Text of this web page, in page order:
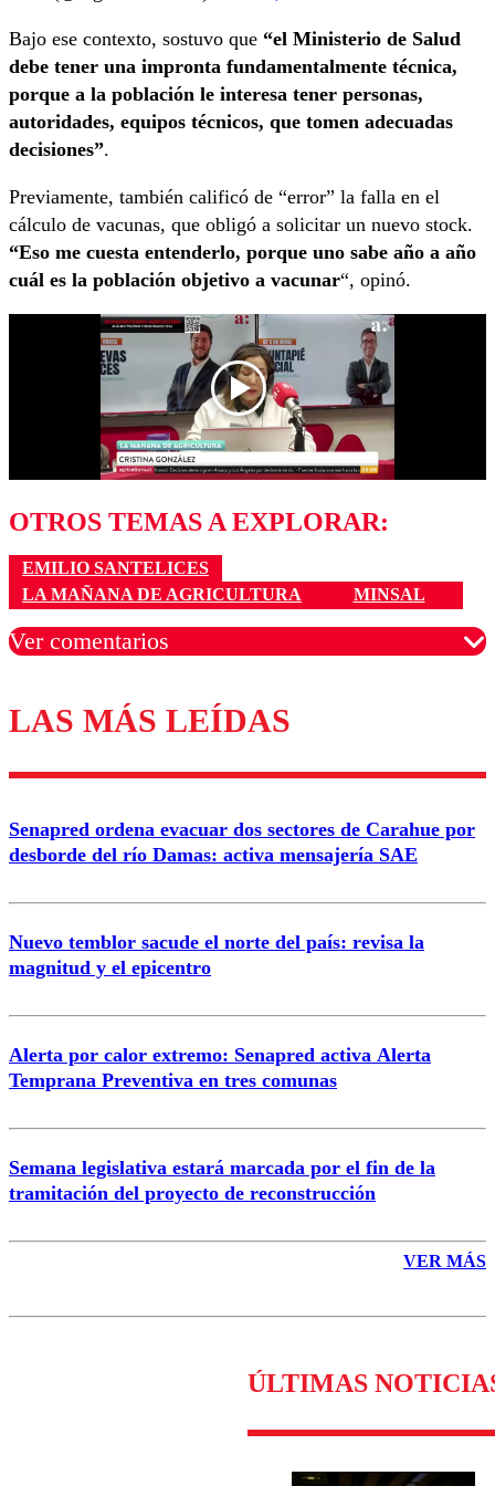
Bajo ese contexto, sostuvo que “el Ministerio de Salud
debe tener una impronta fundamentalmente técnica,
porque a la población le interesa tener personas,
autoridades, equipos técnicos, que tomen adecuadas
decisiones”.
Previamente, también calificó de “error” la falla en el
cálculo de vacunas, que obligó a solicitar un nuevo stock.
“Eso me cuesta entenderlo, porque uno sabe año a año
cuál es la población objetivo a vacunar“, opinó.
OTROS TEMAS A EXPLORAR:
EMILIO SANTELICES
LA MAÑANA DE AGRICULTURA
MINSAL
Ver comentarios
Los comentarios son moderados para garantizar un
diálogo respetuoso.
Nombre
Correo
LAS MÁS LEÍDAS
Senapred ordena evacuar dos sectores de Carahue por
desborde del río Damas: activa mensajería SAE
Nuevo temblor sacude el norte del país: revisa la
magnitud y el epicentro
Alerta por calor extremo: Senapred activa Alerta
Temprana Preventiva en tres comunas
Semana legislativa estará marcada por el fin de la
tramitación del proyecto de reconstrucción
VER MÁS
ÚLTIMAS